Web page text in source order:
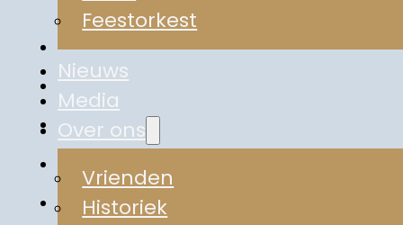
Feestorkest
Nieuws
Media
Over ons
Vrienden
Historiek